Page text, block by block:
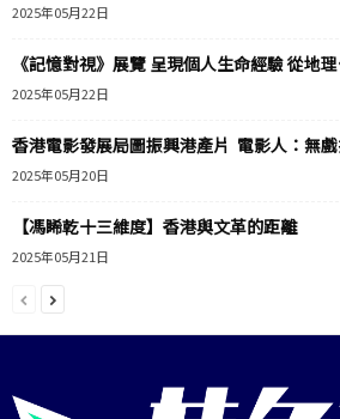
2025年05月22日
《記憶對視》展覽 呈現個人生命經驗 從地
2025年05月22日
香港電影發展局圖振興港產片 電影人：無戲
2025年05月20日
【馮睎乾十三維度】香港與文革的距離
2025年05月21日